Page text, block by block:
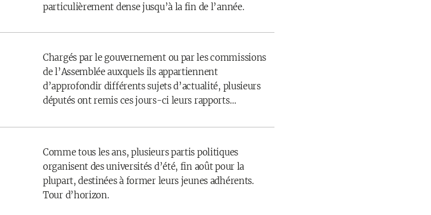
particulièrement dense jusqu’à la fin de l’année.
Chargés par le gouvernement ou par les commissions
de l’Assemblée auxquels ils appartiennent
d’approfondir différents sujets d’actualité, plusieurs
députés ont remis ces jours-ci leurs rapports…
Comme tous les ans, plusieurs partis politiques
organisent des universités d’été, fin août pour la
plupart, destinées à former leurs jeunes adhérents.
Tour d’horizon.